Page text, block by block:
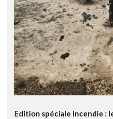
Edition spéciale Incendie :